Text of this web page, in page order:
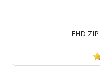
FHD